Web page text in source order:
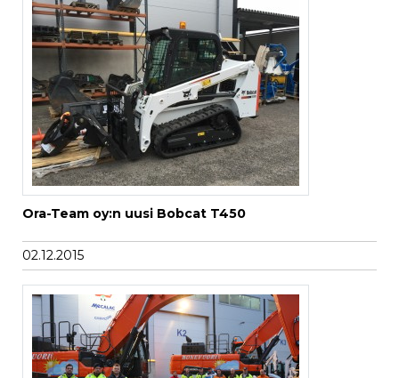
Ora-Team oy:n uusi Bobcat T450
02.12.2015